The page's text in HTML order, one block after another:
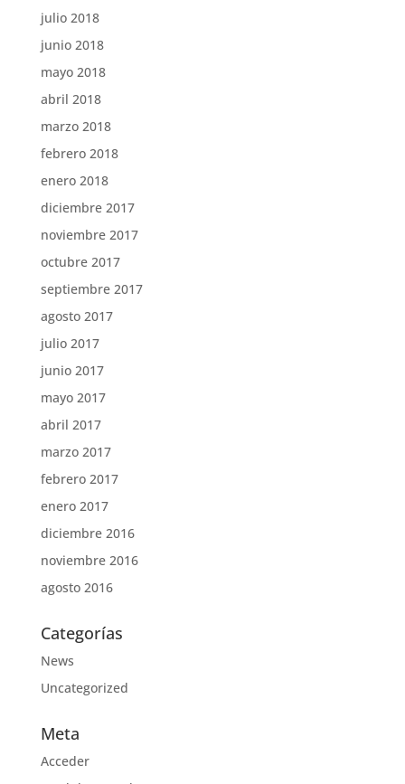
julio 2018
junio 2018
mayo 2018
abril 2018
marzo 2018
febrero 2018
enero 2018
diciembre 2017
noviembre 2017
octubre 2017
septiembre 2017
agosto 2017
julio 2017
junio 2017
mayo 2017
abril 2017
marzo 2017
febrero 2017
enero 2017
diciembre 2016
noviembre 2016
agosto 2016
Categorías
News
Uncategorized
Meta
Acceder